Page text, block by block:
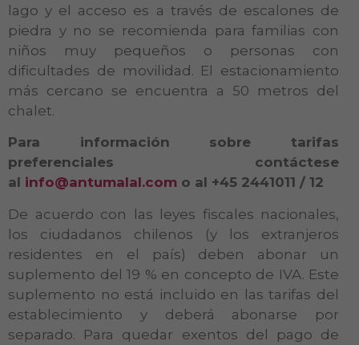
lago y el acceso es a través de escalones de
piedra y no se recomienda para familias con
niños muy pequeños o personas con
dificultades de movilidad. El estacionamiento
más cercano se encuentra a 50 metros del
chalet.
Para información sobre tarifas
preferenciales contáctese
al info@antumalal.com o al +45 2441011 / 12
De acuerdo con las leyes fiscales nacionales,
los ciudadanos chilenos (y los extranjeros
residentes en el país) deben abonar un
suplemento del 19 % en concepto de IVA. Este
suplemento no está incluido en las tarifas del
establecimiento y deberá abonarse por
separado. Para quedar exentos del pago de